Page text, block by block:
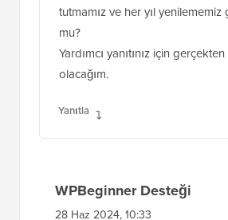
tutmamız ve her yıl
mu?
Yardımcı yanıtınız için
olacağım.
Yanıtla
WPBeginner Desteği
28 Haz 2024, 10:33